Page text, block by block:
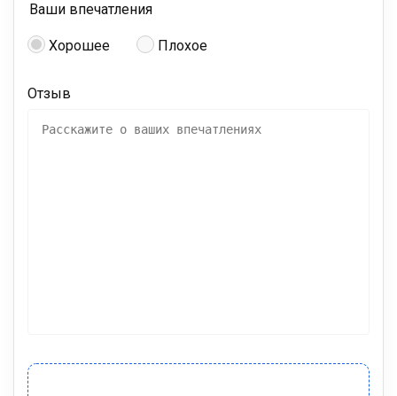
Ваши впечатления
Хорошее Плохое
Отзыв